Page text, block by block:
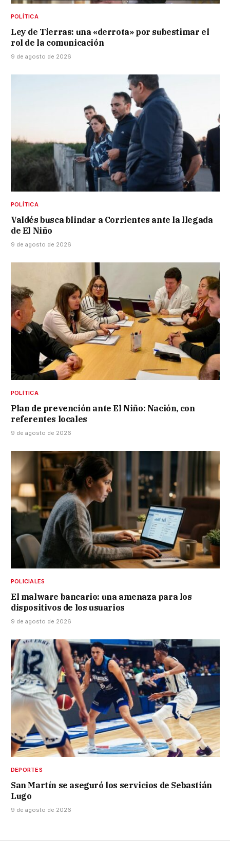
POLÍTICA
Ley de Tierras: una «derrota» por subestimar el
rol de la comunicación
9 de agosto de 2026
POLÍTICA
Valdés busca blindar a Corrientes ante la llegada
de El Niño
9 de agosto de 2026
POLÍTICA
Plan de prevención ante El Niño: Nación, con
referentes locales
9 de agosto de 2026
POLICIALES
El malware bancario: una amenaza para los
dispositivos de los usuarios
9 de agosto de 2026
DEPORTES
San Martín se aseguró los servicios de Sebastián
Lugo
9 de agosto de 2026